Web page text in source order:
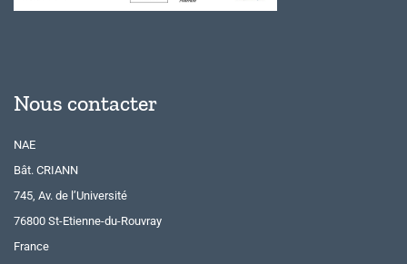
Nous contacter
NAE
Bât. CRIANN
745, Av. de l’Université
76800 St-Etienne-du-Rouvray
France